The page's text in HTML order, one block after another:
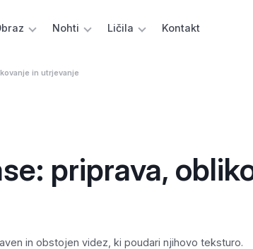
Nohti Ličila Kontakt
in utrjevanje
priprava,
in obstojen videz, ki poudari njihovo teksturo.